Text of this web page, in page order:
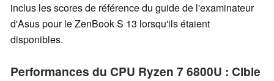
inclus les scores de référence du guide de l'examinateur
d'Asus pour le ZenBook S 13 lorsqu'ils étaient
disponibles.
Performances du CPU Ryzen 7 6800U : Cible